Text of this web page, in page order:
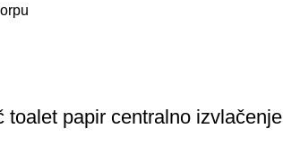
toalet papir centralno izvlačenje